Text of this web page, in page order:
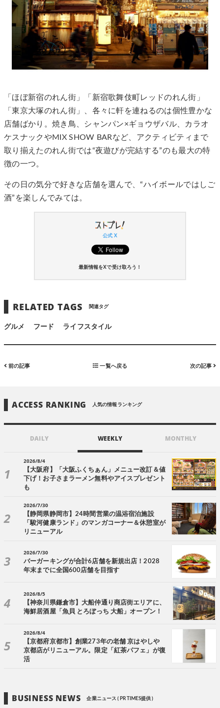
「ほぼ新宿のれん街」「新宿歌舞伎町レッドのれん街」
「東京大塚のれん街」、各々に軒を連ねるのは個性豊かな
店舗ばかり。焼き鳥、シャンパン×ギョウザバル、カラオ
ケスナックやMIX SHOW BARなど、アクティビティまで
取り揃えたのれん街では“夜遊びが完結する”のも最大の特
徴の一つ。
その日の気分で好きな店舗を選んで、“ハイボールではしご
酒”を楽しんでみては。
公式 X
最新情報をXで受け取ろう！
RELATED TAGS 関連タグ
グルメ フード ライフスタイル
前の記事 一覧へ戻る 次の記事
ACCESS RANKING 人気の情報ランキング
DAILY WEEKLY MONTHLY
2026/8/4
【大阪府】「大阪ふくちぁん」メニュー改訂＆値
下げ！お子さまラーメン無料やアイスプレゼント
も
2026/7/30
【静岡県静岡市】24時間営業の温浴宿泊施設
「駿河健康ランド」のマンガコーナー＆休憩室が
リニューアル
2026/7/30
バーガーキングが合計6店舗を新規出店！2028
年末までに全国600店舗を目指す
2026/8/5
【神奈川県鎌倉市】大船仲通り商店街エリアに、
海鮮居酒屋「魚貝 とろぼっち 大船」オープン！
2026/8/4
【京都府京都市】創業273年の老舗 京はやしや
京都店がリニューアル。限定「紅茶パフェ」が復
活
BUSINESS NEWS 企業ニュース ( PR TIMES提供 )